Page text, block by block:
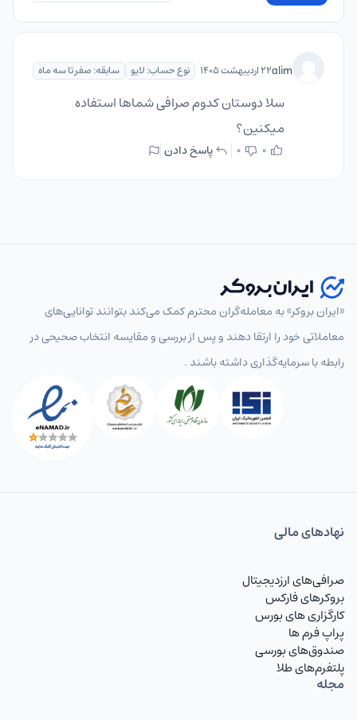
alim۲۲ اردیبهشت ۱۴۰۵ نوع حساب: لایو سابقه: صفر تا سه ماه
سلا دوستان کدوم صرافی شماها استفاده
میکنین؟
0
0 پاسخ دادن
«ایران بروکر» به معامله‌گران محترم کمک می‌کند بتوانند توانایی‌های
معاملاتی خود را ارتقا دهند و پس از بررسی و مقایسه انتخاب‌ صحیحی در
رابطه با سرمایه‌گذاری داشته باشند .
نهاد‌های مالی
صرافی‌های ارزدیجیتال
بروکرهای فارکس
کارگزاری های بورس
پراپ فرم ها
صندوق‌های بورسی
پلتفرم‌های طلا
مجله